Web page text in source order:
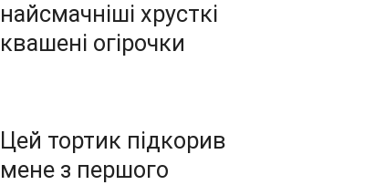
найсмачніші хрусткі
квашені огірочки
Цей тортик підкорив
мене з першого